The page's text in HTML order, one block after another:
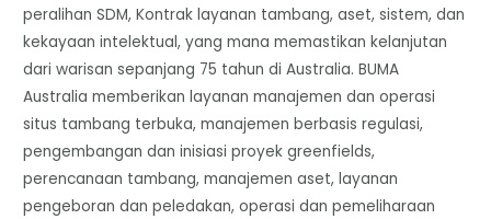
peralihan SDM, Kontrak layanan tambang, aset, sistem, dan
kekayaan intelektual, yang mana memastikan kelanjutan
dari warisan sepanjang 75 tahun di Australia. BUMA
Australia memberikan layanan manajemen dan operasi
situs tambang terbuka, manajemen berbasis regulasi,
pengembangan dan inisiasi proyek greenfields,
perencanaan tambang, manajemen aset, layanan
pengeboran dan peledakan, operasi dan pemeliharaan